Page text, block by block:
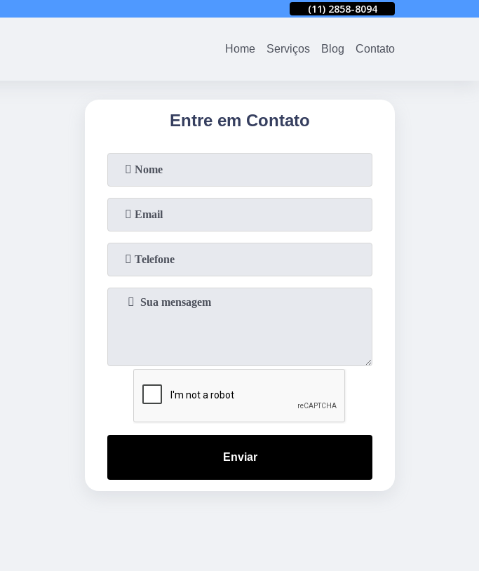
(11) 2858-8094
Home Serviços Blog Contato
Entre em Contato
Enviar